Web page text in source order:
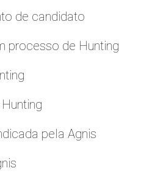
de candidato
processo de Hunting
pela Agnis